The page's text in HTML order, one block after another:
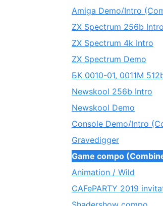
Amiga Demo/Intro
ZX Spectrum 256b Intro
ZX Spectrum 4k Intro
ZX Spectrum Demo
БК 0010-01, 0011М
Newskool 256b Intro
Newskool Demo
Console Demo/Intro
Gravedigger
Game compo
Animation / Wild
CAFePARTY 2019